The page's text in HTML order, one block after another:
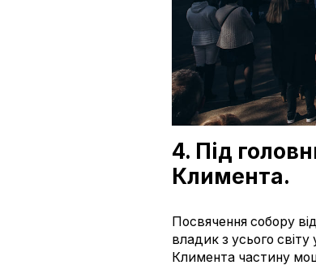
4. Під
Климента.
Посвячення собору
владик з усього
Климента частину